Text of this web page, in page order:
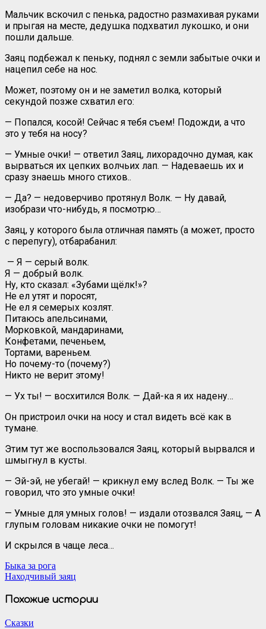
Мальчик вскочил с пенька, радостно размахивая руками
и прыгая на месте, дедушка подхватил лукошко, и они
пошли дальше.
Заяц подбежал к пеньку, поднял с земли забытые очки и
нацепил себе на нос.
Может, поэтому он и не заметил волка, который
секундой позже схватил его:
— Попался, косой! Сейчас я тебя съем! Подожди, а что
это у тебя на носу?
— Умные очки! — ответил Заяц, лихорадочно думая, как
вырваться их цепких волчьих лап. — Надеваешь их и
сразу знаешь много стихов..
— Да? — недоверчиво протянул Волк. — Ну давай,
изобрази что-нибудь, я посмотрю…
Заяц, у которого была отличная память (а может, просто
с перепугу), отбарабанил:
— Я — серый волк.
Я — добрый волк.
Ну, кто сказал: «Зубами щёлк!»?
Не ел утят и поросят,
Не ел я семерых козлят.
Питаюсь апельсинами,
Морковкой, мандаринами,
Конфетами, печеньем,
Тортами, вареньем.
Но почему-то (почему?)
Никто не верит этому!
— Ух ты! — восхитился Волк. — Дай-ка я их надену…
Он пристроил очки на носу и стал видеть всё как в
тумане.
Этим тут же воспользовался Заяц, который вырвался и
шмыгнул в кусты.
— Эй-эй, не убегай! — крикнул ему вслед Волк. — Ты же
говорил, что это умные очки!
— Умные для умных голов! — издали отозвался Заяц, — А
глупым головам никакие очки не помогут!
И скрылся в чаще леса…
Навигация
по
записям
Быка за рога
Находчивый заяц
Похожие истории
Сказки